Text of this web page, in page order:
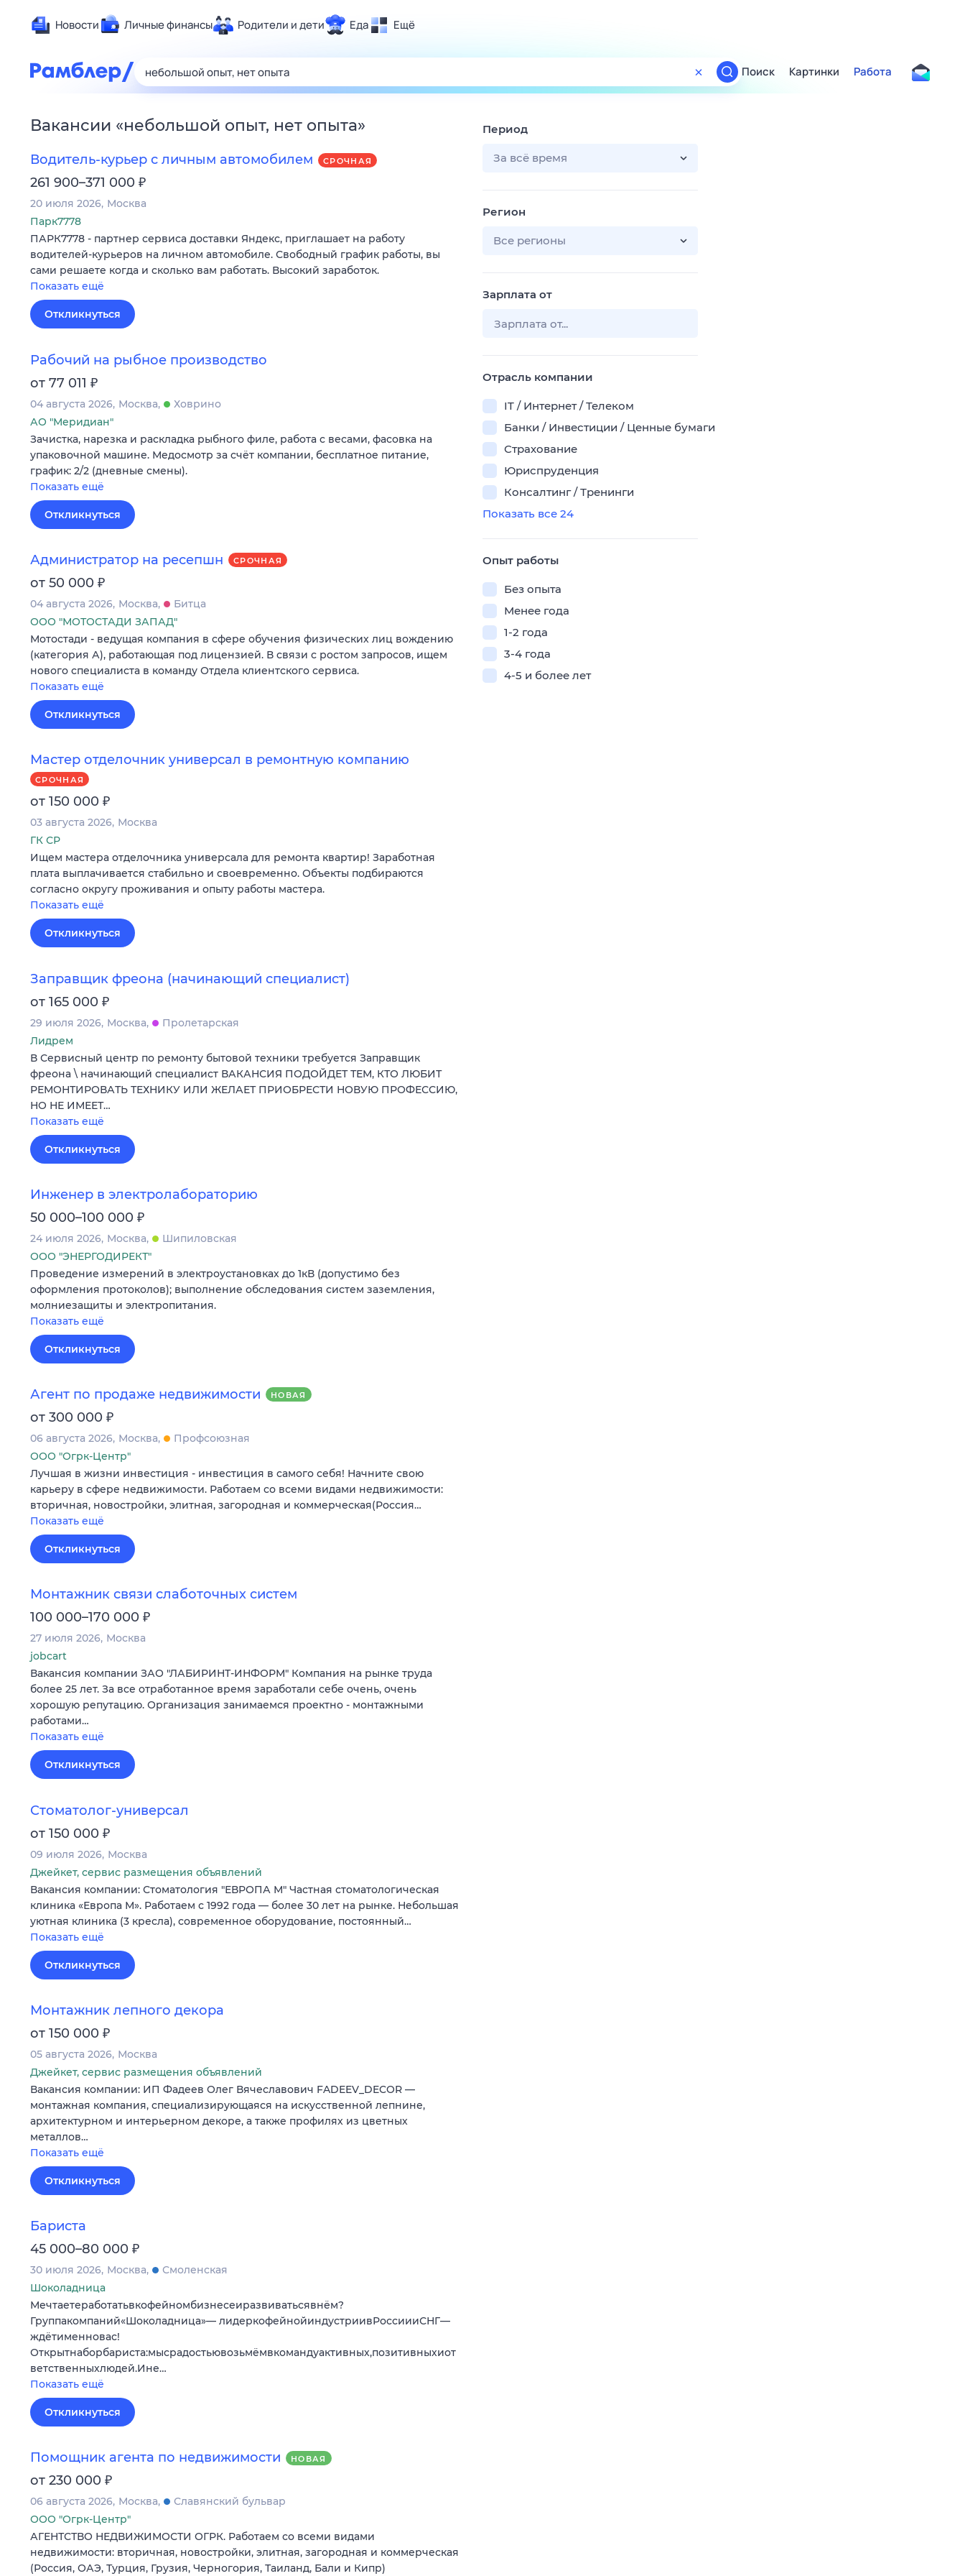
Новости Личные финансы Родители и дети Еда Ещё
Здоровье
Развлечения и отдых
Спорт
Карьера
Сберегаем вместе
Гороскопы
Поиск
ТВ-программа
Поиск Картинки Работа
Вакансии «небольшой опыт, нет опыта»
Водитель-курьер с личным автомобилем СРОЧНАЯ
261 900–371 000 ₽
20 июля 2026 Москва
Парк7778
ПАРК7778 - партнер сервиса доставки Яндекс, приглашает на работу
водителей-курьеров на личном автомобиле. Свободный график работы, вы
сами решаете когда и сколько вам работать. Высокий заработок.
Показать ещё
Откликнуться
Рабочий на рыбное производство
от 77 011 ₽
04 августа 2026 Москва
Ховрино
АО "Меридиан"
Зачистка, нарезка и раскладка рыбного филе, работа с весами, фасовка на
упаковочной машине. Медосмотр за счёт компании, бесплатное питание,
график: 2/2 (дневные смены).
Показать ещё
Откликнуться
Администратор на ресепшн СРОЧНАЯ
от 50 000 ₽
04 августа 2026 Москва
Битца
ООО "МОТОСТАДИ ЗАПАД"
Мотостади - ведущая компания в сфере обучения физических лиц вождению
(категория А), работающая под лицензией. В связи с ростом запросов, ищем
нового специалиста в команду Отдела клиентского сервиса.
Показать ещё
Откликнуться
Мастер отделочник универсал в ремонтную компанию
СРОЧНАЯ
от 150 000 ₽
03 августа 2026 Москва
ГК СР
Ищем мастера отделочника универсала для ремонта квартир! Заработная
плата выплачивается стабильно и своевременно. Объекты подбираются
согласно округу проживания и опыту работы мастера.
Показать ещё
Откликнуться
Заправщик фреона (начинающий специалист)
от 165 000 ₽
29 июля 2026 Москва
Пролетарская
Лидрем
В Сервисный центр по ремонту бытовой техники требуется Заправщик
фреона \ начинающий специалист ВАКАНСИЯ ПОДОЙДЕТ ТЕМ, КТО ЛЮБИТ
РЕМОНТИРОВАТЬ ТЕХНИКУ ИЛИ ЖЕЛАЕТ ПРИОБРЕСТИ НОВУЮ ПРОФЕССИЮ,
НО НЕ ИМЕЕТ…
Показать ещё
Откликнуться
Инженер в электролабораторию
50 000–100 000 ₽
24 июля 2026 Москва
Шипиловская
ООО "ЭНЕРГОДИРЕКТ"
Проведение измерений в электроустановках до 1кВ (допустимо без
оформления протоколов); выполнение обследования систем заземления,
молниезащиты и электропитания.
Показать ещё
Откликнуться
Агент по продаже недвижимости НОВАЯ
от 300 000 ₽
06 августа 2026 Москва
Профсоюзная
ООО "Огрк-Центр"
Лучшая в жизни инвестиция - инвестиция в самого себя! Начните свою
карьеру в сфере недвижимости. Работаем со всеми видами недвижимости:
вторичная, новостройки, элитная, загородная и коммерческая(Россия…
Показать ещё
Откликнуться
Монтажник связи слаботочных систем
100 000–170 000 ₽
27 июля 2026 Москва
jobcart
Вакансия компании ЗАО "ЛАБИРИНТ-ИНФОРМ" Компания на рынке труда
более 25 лет. За все отработанное время заработали себе очень, очень
хорошую репутацию. Организация занимаемся проектно - монтажными
работами…
Показать ещё
Откликнуться
Стоматолог-универсал
от 150 000 ₽
09 июля 2026 Москва
Джейкет, сервис размещения объявлений
Вакансия компании: Стоматология "ЕВРОПА М" Частная стоматологическая
клиника «Европа М». Работаем с 1992 года — более 30 лет на рынке. Небольшая
уютная клиника (3 кресла), современное оборудование, постоянный…
Показать ещё
Откликнуться
Монтажник лепного декора
от 150 000 ₽
05 августа 2026 Москва
Джейкет, сервис размещения объявлений
Вакансия компании: ИП Фадеев Олег Вячеславович FADEEV_DECOR —
монтажная компания, специализирующаяся на искусственной лепнине,
архитектурном и интерьерном декоре, а также профилях из цветных
металлов…
Показать ещё
Откликнуться
Бариста
45 000–80 000 ₽
30 июля 2026 Москва
Смоленская
Шоколадница
Мечтаетеработатьвкофейномбизнесеиразвиватьсявнём?
Группакомпаний«Шоколадница»— лидеркофейнойиндустриивРоссиииСНГ—
ждётименновас!
Открытнаборбариста:мысрадостьювозьмёмвкомандуактивных,позитивныхиот
ветственныхлюдей.Ине…
Показать ещё
Откликнуться
Помощник агента по недвижимости НОВАЯ
от 230 000 ₽
06 августа 2026 Москва
Славянский бульвар
ООО "Огрк-Центр"
АГЕНТСТВО НЕДВИЖИМОСТИ ОГРК. Работаем со всеми видами
недвижимости: вторичная, новостройки, элитная, загородная и коммерческая
(Россия, ОАЭ, Турция, Грузия, Черногория, Таиланд, Бали и Кипр)
Период
За всё время
Регион
Все регионы
Зарплата от
Отрасль компании
IT / Интернет / Телеком
Банки / Инвестиции / Ценные бумаги
Страхование
Юриспруденция
Консалтинг / Тренинги
Показать все 24
Опыт работы
Без опыта
Менее года
1-2 года
3-4 года
4-5 и более лет